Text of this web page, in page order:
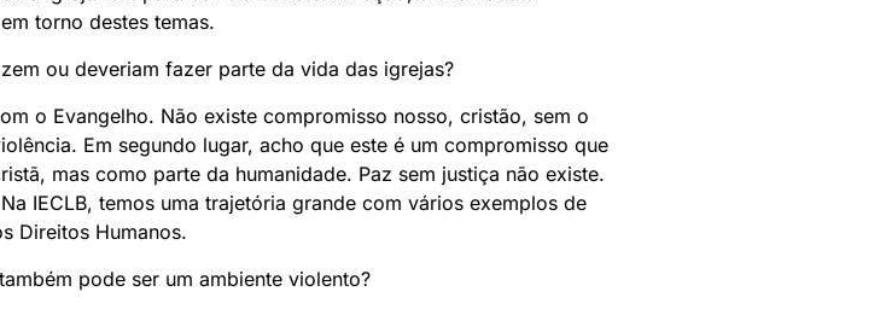
torno destes temas.
ou deveriam fazer parte da vida das igrejas?
o Evangelho. Não existe compromisso nosso, cristão, sem o
Em segundo lugar, acho que este é um compromisso que
mas como parte da humanidade. Paz sem justiça não existe.
IECLB, temos uma trajetória grande com vários exemplos de
Direitos Humanos.
pode ser um ambiente violento?